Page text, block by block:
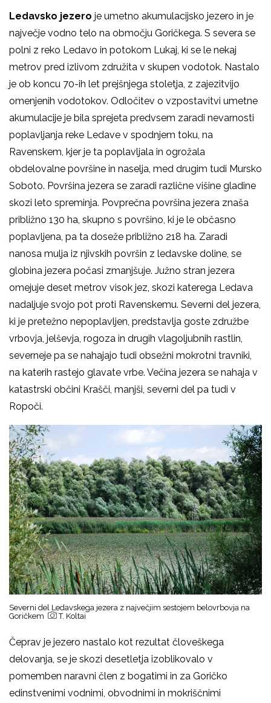
Ledavsko jezero je umetno akumulacijsko jezero in je
največje vodno telo na območju Goričkega. S severa se
polni z reko Ledavo in potokom Lukaj, ki se le nekaj
metrov pred izlivom združita v skupen vodotok. Nastalo
je ob koncu 70-ih let prejšnjega stoletja, z zajezitvijo
omenjenih vodotokov. Odločitev o vzpostavitvi umetne
akumulacije je bila sprejeta predvsem zaradi nevarnosti
poplavljanja reke Ledave v spodnjem toku, na
Ravenskem, kjer je ta poplavljala in ogrožala
obdelovalne površine in naselja, med drugim tudi Mursko
Soboto. Površina jezera se zaradi različne višine gladine
skozi leto spreminja. Povprečna površina jezera znaša
približno 130 ha, skupno s površino, ki je le občasno
poplavljena, pa ta doseže približno 218 ha. Zaradi
nanosa mulja iz njivskih površin z ledavske doline, se
globina jezera počasi zmanjšuje. Južno stran jezera
omejuje deset metrov visok jez, skozi katerega Ledava
nadaljuje svojo pot proti Ravenskemu. Severni del jezera,
ki je pretežno nepoplavljen, predstavlja goste združbe
vrbovja, jelševja, rogoza in drugih vlagoljubnih rastlin,
severneje pa se nahajajo tudi obsežni mokrotni travniki,
na katerih rastejo glavate vrbe. Večina jezera se nahaja v
katastrski občini Krašči, manjši, severni del pa tudi v
Ropoči.
Severni del Ledavskega jezera z največjim sestojem belovrbovja na
Goričkem
T. Koltai
Čeprav je jezero nastalo kot rezultat človeškega
delovanja, se je skozi desetletja izoblikovalo v
pomemben naravni člen z bogatimi in za Goričko
edinstvenimi vodnimi, obvodnimi in mokriščnimi